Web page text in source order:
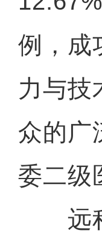
例，成
力与技
众的广
委二级
远程